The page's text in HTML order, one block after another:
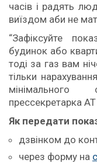
часів і радять
виїздом аби не
“Зафіксуйте
будинок або
тоді за газ вам
тільки
прессекретарка
Як передати
дзвінком до
через форму на